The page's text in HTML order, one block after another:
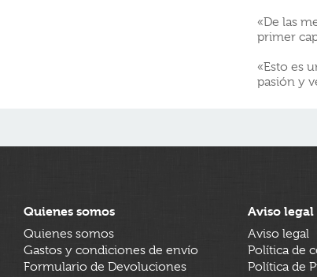
«De las
primer
«Esto es
pasión y
Quienes somos
Quienes somos
Gastos y condiciones de envío
Formulario de Devoluciones
Aviso legal
Aviso legal
Política de
Política de